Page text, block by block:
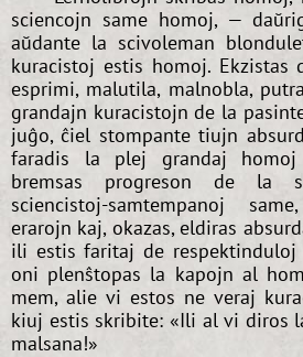
sciencojn same homoj, —
aŭdante la scivoleman
kuracistoj estis homoj. Ekzistas
esprimi, malutila, malnobla,
grandajn kuracistojn de la
juĝo, ĉiel stompante tiujn
faradis la plej grandaj
bremsas progreson de la
sciencistoj-samtempanoj
erarojn kaj, okazas, eldiras
ili estis faritaj de respektinduloj
oni plenŝtopas la kapojn al
mem, alie vi estos ne veraj
kiuj estis skribite: «Ili al vi diros
malsana!»